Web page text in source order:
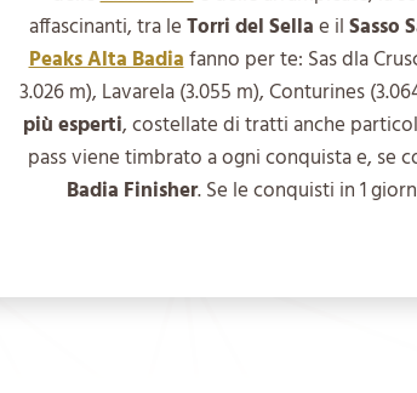
affascinanti, tra leTorri del Sellae ilSasso
Peaks Alta Badiafanno per te: Sas dla
3.026 m), Lavarela (3.055 m), Conturines
più esperti, costellate di tratti anche
pass viene timbrato a ogni conquista e, se
Badia Finisher. Se le conquisti in 1